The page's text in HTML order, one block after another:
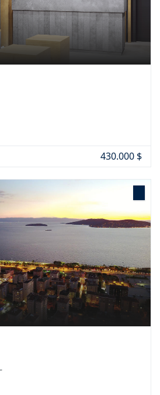
430.000 $